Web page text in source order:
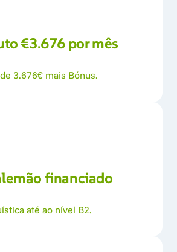
€3.676 por mês
3.676€ mais Bónus.
financiado
até ao nível B2.